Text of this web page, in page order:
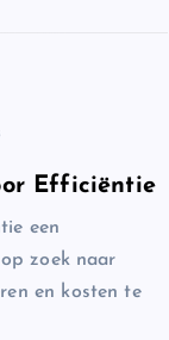
Efficiëntie
een
zoek naar
en kosten te